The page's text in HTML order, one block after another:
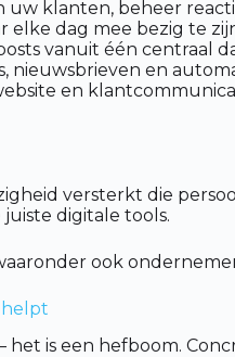
klanten, beheer
elke dag mee bezig te
vanuit één centraal
nieuwsbrieven en
en
versterkt die
digitale tools.
ook
helpt
is een hefboom.